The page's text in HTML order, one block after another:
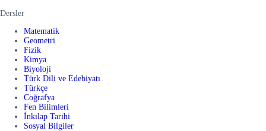
Dersler
Matematik
Geometri
Fizik
Kimya
Biyoloji
Türk Dili ve Edebiyatı
Türkçe
Coğrafya
Fen Bilimleri
İnkılap Tarihi
Sosyal Bilgiler